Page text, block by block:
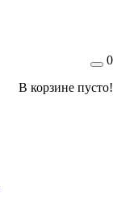
0
В корзине пусто!